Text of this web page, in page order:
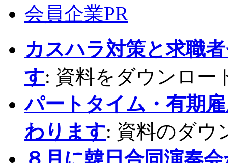
会員企業PR
カスハラ対策と求職
す: 資料をダウンロー
パートタイム・有期
わります: 資料のダウ